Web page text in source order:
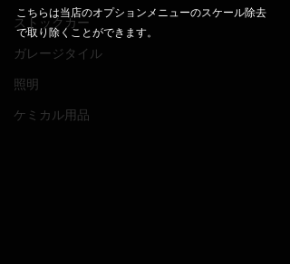
ストックカー
ガレージタイル
照明
ケミカル用品
こちらは当店のオプションメニューのスケール除去
で取り除くことができます。